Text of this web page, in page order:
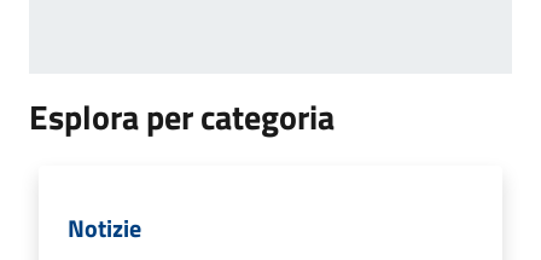
Esplora per categoria
Notizie